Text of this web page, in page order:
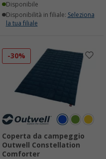
Disponibile
Disponibilità in filiale: Seleziona
la tua filiale
-30%
Coperta da campeggio
Outwell Constellation
Comforter